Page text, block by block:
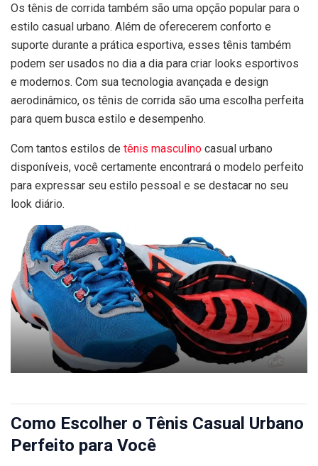
Os tênis de corrida também são uma opção popular para o
estilo casual urbano. Além de oferecerem conforto e
suporte durante a prática esportiva, esses tênis também
podem ser usados ​​no dia a dia para criar looks esportivos
e modernos. Com sua tecnologia avançada e design
aerodinâmico, os tênis de corrida são uma escolha perfeita
para quem busca estilo e desempenho.
Com tantos estilos de tênis masculino casual urbano
disponíveis, você certamente encontrará o modelo perfeito
para expressar seu estilo pessoal e se destacar no seu
look diário.
Como Escolher o Tênis Casual Urbano
Perfeito para Você